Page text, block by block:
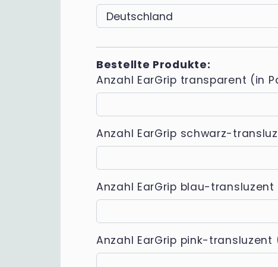
Bestellte Produkte:
Anzahl EarGrip transparent (in
Anzahl EarGrip schwarz-
Anzahl EarGrip blau-transluzent
Anzahl EarGrip pink-transluzent